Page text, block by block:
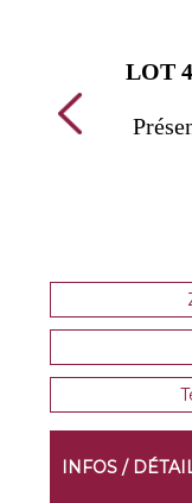
LOT
INFOS /